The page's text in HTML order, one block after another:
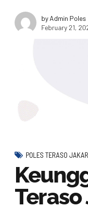
by Admin Poles
February 21,
POLES TERASO